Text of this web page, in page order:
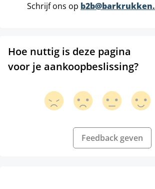
Schrijf ons op
Hoe nuttig is deze pagina
voor je aankoopbeslissing?
Feedback geven